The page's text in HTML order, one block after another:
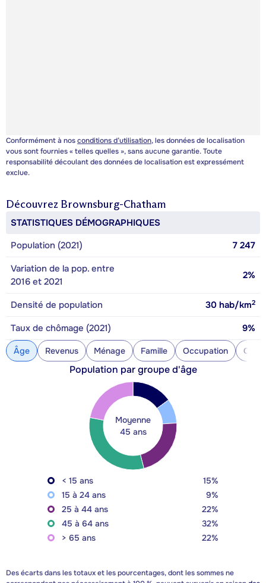
Conformément à nosconditions d’utilisation, les données de localisation
vous sont fournies « telles quelles », sans aucune garantie. Toute
responsabilité découlant des données de localisation est expressément
exclue.
Découvrez Brownsburg-Chatham
STATISTIQUES DÉMOGRAPHIQUES
Population (2021)
7 247
Variation de la pop. entre
2016 et 2021
2%
Densité de population 30 hab/km2
Taux de chômage (2021) 9%
Âge Revenus Ménage Famille Occupation
Population par groupe d'âge
Moyenne
45 ans
< 15 ans
15%
15 à 24 ans
9%
25 à 44 ans
22%
45 à 64 ans
32%
> 65 ans
22%
Des écarts dans les totaux et les pourcentages, dont les sommes ne